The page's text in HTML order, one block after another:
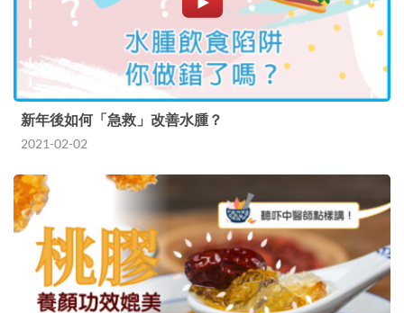
新年後如何「急救」改善水腫？
2021-02-02